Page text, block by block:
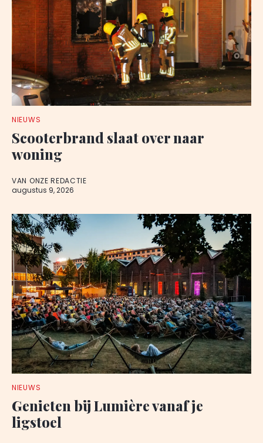
NIEUWS
Scooterbrand slaat over naar
woning
VAN ONZE REDACTIE
augustus 9, 2026
NIEUWS
Genieten bij Lumière vanaf je
ligstoel